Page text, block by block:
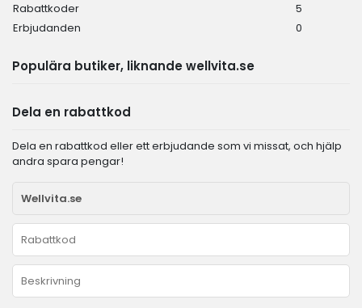
Rabattkoder
5
Erbjudanden
0
Populära butiker, liknande wellvita.se
Dela en rabattkod
Dela en rabattkod eller ett erbjudande som vi missat, och hjälp
andra spara pengar!